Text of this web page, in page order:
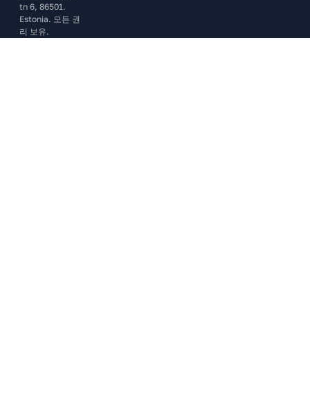
tn 6, 86501.
Estonia. 모든 권
리 보유.